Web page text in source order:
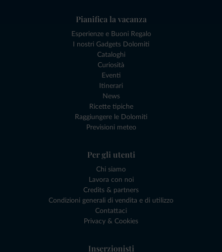
Pianifica la vacanza
Esperienze e Buoni Regalo
I nostri Gadgets Dolomiti
Cataloghi
Curiosità
Eventi
Itinerari
News
Ricette tipiche
Raggiungere le Dolomiti
Previsioni meteo
Per gli utenti
Chi siamo
Lavora con noi
Credits & partners
Condizioni generali di vendita e di utilizzo
Contattaci
Privacy & Cookies
Inserzionisti